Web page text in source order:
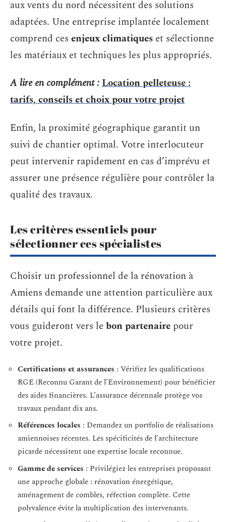
aux vents du nord nécessitent des solutions
adaptées. Une entreprise implantée localement
comprend ces enjeux climatiques et sélectionne
les matériaux et techniques les plus appropriés.
A lire en complément :Location pelleteuse :
tarifs, conseils et choix pour votre projet
Enfin, la proximité géographique garantit un
suivi de chantier optimal. Votre interlocuteur
peut intervenir rapidement en cas d’imprévu et
assurer une présence régulière pour contrôler la
qualité des travaux.
Les critères essentiels pour
sélectionner ces spécialistes
Choisir un professionnel de la rénovation à
Amiens demande une attention particulière aux
détails qui font la différence. Plusieurs critères
vous guideront vers lebon partenaire pour
votre projet.
Certifications et assurances : Vérifiez les qualifications
RGE (Reconnu Garant de l’Environnement) pour bénéficier
des aides financières. L’assurance décennale protège vos
travaux pendant dix ans.
Références locales : Demandez un portfolio de réalisations
amiennoises récentes. Les spécificités de l’architecture
picarde nécessitent une expertise locale reconnue.
Gamme de services : Privilégiez les entreprises proposant
une approche globale : rénovation énergétique,
aménagement de combles, réfection complète. Cette
polyvalence évite la multiplication des intervenants.